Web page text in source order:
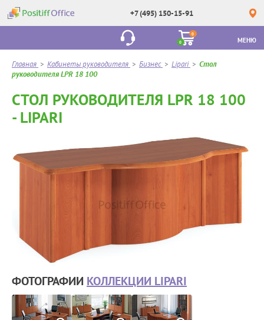
+7 (495) 150-15-91
0
0
МЕНЮ
Главная > Кабинеты руководителя > Бизнес > Lipari > Стол
руководителя LPR 18 100
СТОЛ РУКОВОДИТЕЛЯ LPR 18 100
- LIPARI
ФОТОГРАФИИ КОЛЛЕКЦИИ LIPARI